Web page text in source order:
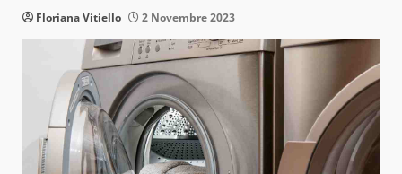
Floriana Vitiello 2 Novembre 2023